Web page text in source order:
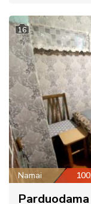
16
Namai